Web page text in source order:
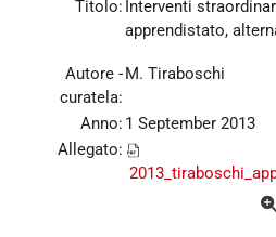
Titolo: Interventi
apprendistato,
Autore -
curatela:
M. Tiraboschi
Anno: 1 September 2013
Allegato: